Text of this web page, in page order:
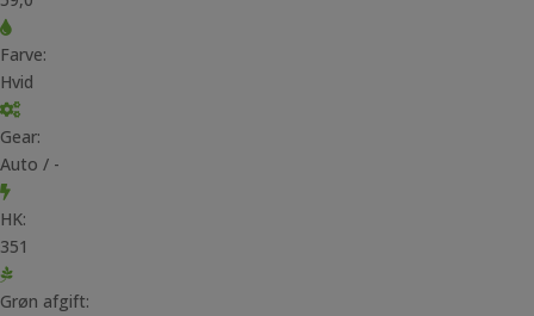
Farve:
Hvid
Gear:
Auto / -
HK:
351
Grøn afgift: